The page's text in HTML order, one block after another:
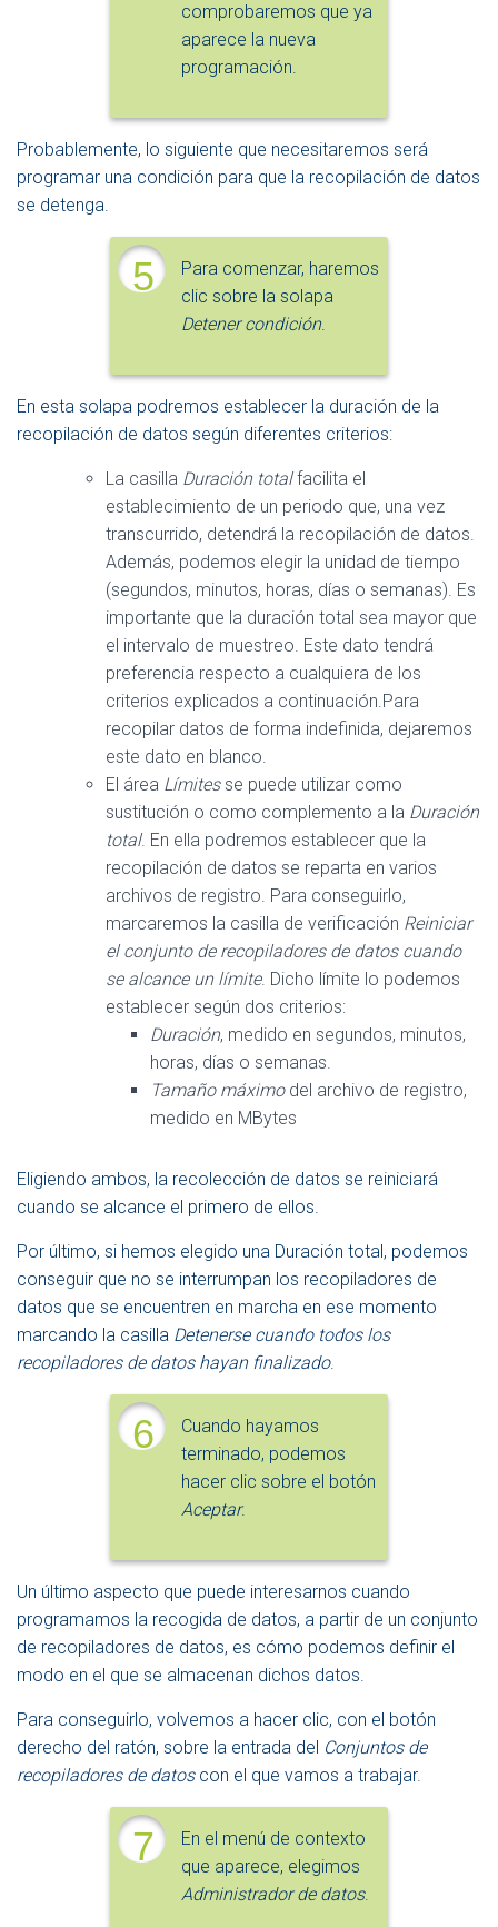
comprobaremos que ya
aparece la nueva
programación.
Probablemente, lo siguiente que necesitaremos será
programar una condición para que la recopilación de datos
se detenga.
5
Para comenzar, haremos
clic sobre la solapa
Detener condición.
En esta solapa podremos establecer la duración de la
recopilación de datos según diferentes criterios:
La casilla Duración totalfacilita el
establecimiento de un periodo que, una vez
transcurrido, detendrá la recopilación de datos.
Además, podemos elegir la unidad de tiempo
(segundos, minutos, horas, días o semanas). Es
importante que la duración total sea mayor que
el intervalo de muestreo. Este dato tendrá
preferencia respecto a cualquiera de los
criterios explicados a continuación.Para
recopilar datos de forma indefinida, dejaremos
este dato en blanco.
El área Límitesse puede utilizar como
sustitución o como complemento a la Duración
total. En ella podremos establecer que la
recopilación de datos se reparta en varios
archivos de registro. Para conseguirlo,
marcaremos la casilla de verificación Reiniciar
el conjunto de recopiladores de datos cuando
se alcance un límite. Dicho límite lo podemos
establecer según dos criterios:
Duración, medido en segundos, minutos,
horas, días o semanas.
Tamaño máximodel archivo de registro,
medido en MBytes
Eligiendo ambos, la recolección de datos se reiniciará
cuando se alcance el primero de ellos.
Por último, si hemos elegido una Duración total, podemos
conseguir que no se interrumpan los recopiladores de
datos que se encuentren en marcha en ese momento
marcando la casilla Detenerse cuando todos los
recopiladores de datos hayan finalizado.
6
Cuando hayamos
terminado, podemos
hacer clic sobre el botón
Aceptar.
Un último aspecto que puede interesarnos cuando
programamos la recogida de datos, a partir de un conjunto
de recopiladores de datos, es cómo podemos definir el
modo en el que se almacenan dichos datos.
Para conseguirlo, volvemos a hacer clic, con el botón
derecho del ratón, sobre la entrada del Conjuntos de
recopiladores de datoscon el que vamos a trabajar.
7
En el menú de contexto
que aparece, elegimos
Administrador de datos.